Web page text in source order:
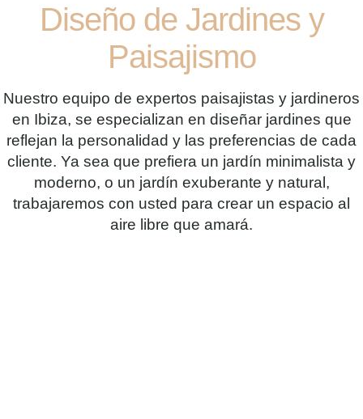
Diseño de Jardines y
Paisajismo
Nuestro equipo de expertos paisajistas y jardineros
en Ibiza, se especializan en diseñar jardines que
reflejan la personalidad y las preferencias de cada
cliente. Ya sea que prefiera un jardín minimalista y
moderno, o un jardín exuberante y natural,
trabajaremos con usted para crear un espacio al
aire libre que amará.